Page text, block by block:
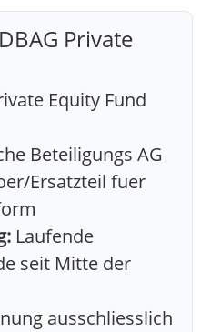
Private
Equity Fund
Beteiligungs AG
Ersatzteil fuer
Laufende
seit Mitte der
ausschliesslich